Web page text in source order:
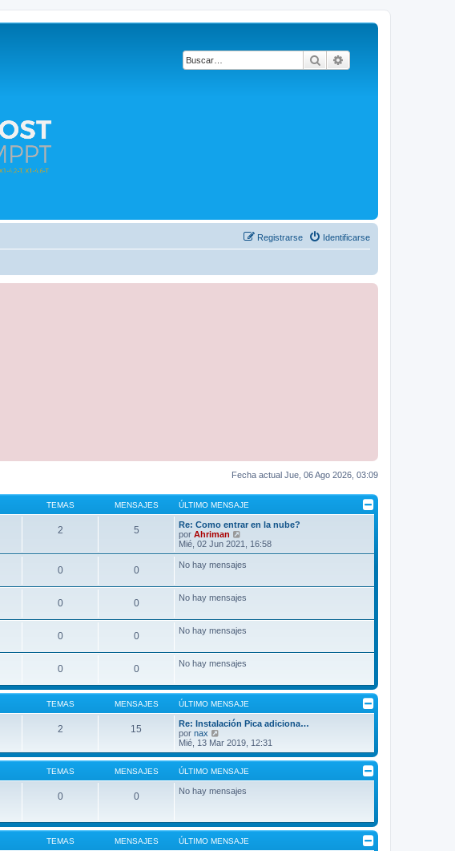
Buscar
Identificarse
Registrarse
Fecha actual Jue, 06 Ago 2026, 03:09
TEMAS MENSAJES ÚLTIMO MENSAJE
2 5
Re: Como entrar en la nube?
por Ahriman
e
r
ú
i
m
m
e
j
Mié, 02 Jun 2021, 16:58
0 0 No hay mensajes
0 0 No hay mensajes
0 0 No hay mensajes
0 0 No hay mensajes
TEMAS MENSAJES ÚLTIMO MENSAJE
2 15
Re: Instalación Pica adiciona…
por nax
e
r
ú
l
t
i
e
n
Mié, 13 Mar 2019, 12:31
TEMAS MENSAJES ÚLTIMO MENSAJE
0 0 No hay mensajes
TEMAS MENSAJES ÚLTIMO MENSAJE